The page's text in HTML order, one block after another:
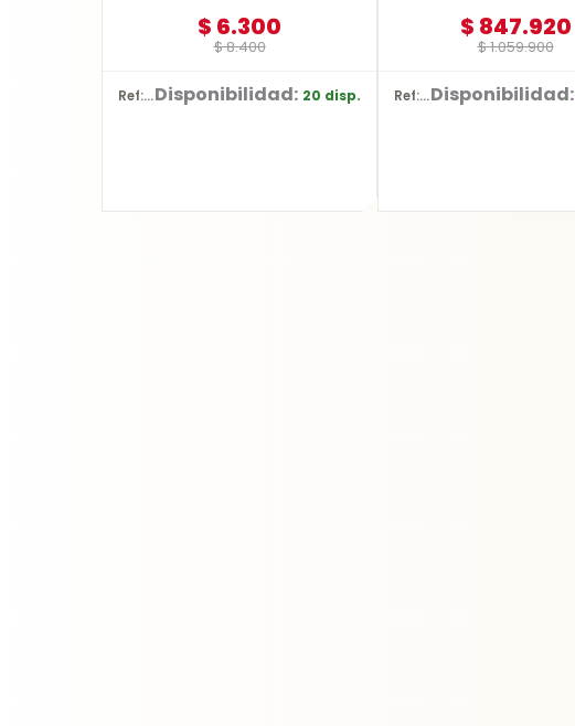
$8.400
$ 6.300
Ref: YT-3740Disponibilidad: 20 disp.
$1.059.900
$ 847.920
Ref: BR10Disponibilidad: